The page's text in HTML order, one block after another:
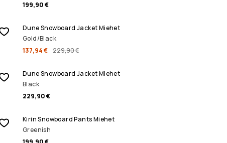
199,90 €
ALENNUSMYYNTI
Dune Snowboard Jacket Miehet
Gold/Black
137,94 € 229,90 €
Dune Snowboard Jacket Miehet
Black
229,90 €
Kirin Snowboard Pants Miehet
Greenish